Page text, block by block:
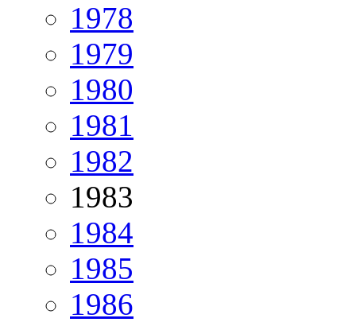
1978
1979
1980
1981
1982
1983
1984
1985
1986